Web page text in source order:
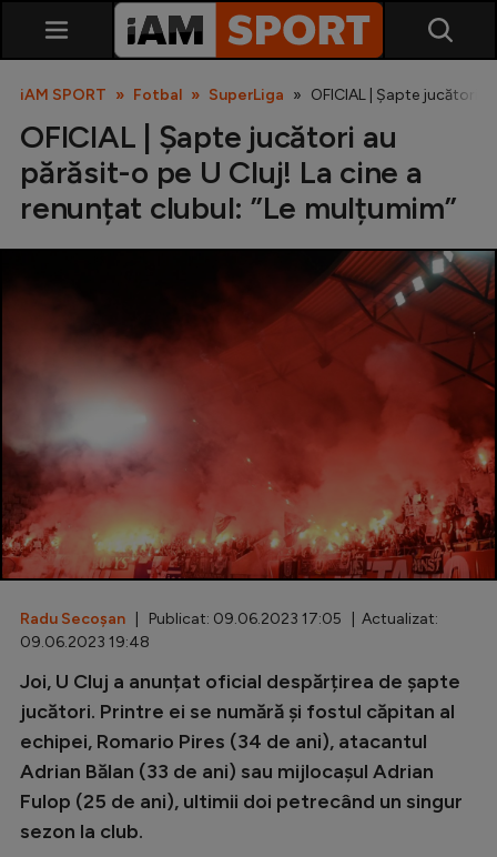
Liga 2
Cupa României
Echipa Națională
U21
Special
Diverse
Inedit
Champions League
iAM SPORT Fotbal SuperLiga OFICIAL | Șapte jucători
OFICIAL | Șapte jucători au
părăsit-o pe U Cluj! La cine a
renunțat clubul: ”Le mulțumim”
Radu Secoșan | Publicat: 09.06.2023 17:05 | Actualizat:
09.06.2023 19:48
Joi, U Cluj a anunțat oficial despărțirea de șapte
jucători. Printre ei se numără și fostul căpitan al
echipei, Romario Pires (34 de ani), atacantul
Adrian Bălan (33 de ani) sau mijlocașul Adrian
Fulop (25 de ani), ultimii doi petrecând un singur
sezon la club.